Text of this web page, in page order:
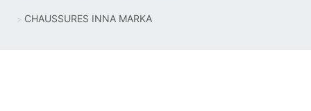
CHAUSSURES INNA MARKA